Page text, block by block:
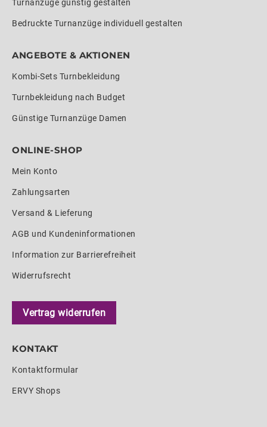
Turnanzüge günstig gestalten
Bedruckte Turnanzüge individuell gestalten
ANGEBOTE & AKTIONEN
Kombi-Sets Turnbekleidung
Turnbekleidung nach Budget
Günstige Turnanzüge Damen
ONLINE-SHOP
Mein Konto
Zahlungsarten
Versand & Lieferung
AGB und Kundeninformationen
Information zur Barrierefreiheit
Widerrufsrecht
Vertrag widerrufen
KONTAKT
Kontaktformular
ERVY Shops